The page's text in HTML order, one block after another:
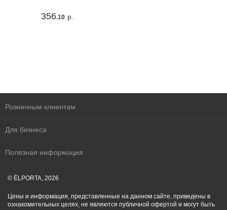
356.10 р.
Розничным клиентам
Для бизнеса
Полезная информация
© ĒLPORTA, 2026
Цены и информация, представленные на данном сайте, приведены в
ознакомительных целях, не являются публичной офертой и могут быть